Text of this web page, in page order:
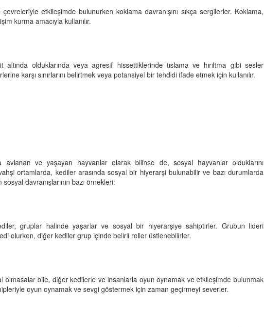
etkileşimde bulunurken koklama davranışını sıkça sergilerler. Koklama,
kurma amacıyla kullanılır.
altında olduklarında veya agresif hissettiklerinde tıslama ve hırıltma gibi sesler
karşı sınırlarını belirtmek veya potansiyel bir tehdidi ifade etmek için kullanılır.
avlanan ve yaşayan hayvanlar olarak bilinse de, sosyal hayvanlar olduklarını
ortamlarda, kediler arasında sosyal bir hiyerarşi bulunabilir ve bazı durumlarda
davranışlarının bazı örnekleri:
gruplar halinde yaşarlar ve sosyal bir hiyerarşiye sahiptirler. Grubun lideri
olurken, diğer kediler grup içinde belirli roller üstlenebilirler.
olmasalar bile, diğer kedilerle ve insanlarla oyun oynamak ve etkileşimde bulunmak
oyun oynamak ve sevgi göstermek için zaman geçirmeyi severler.